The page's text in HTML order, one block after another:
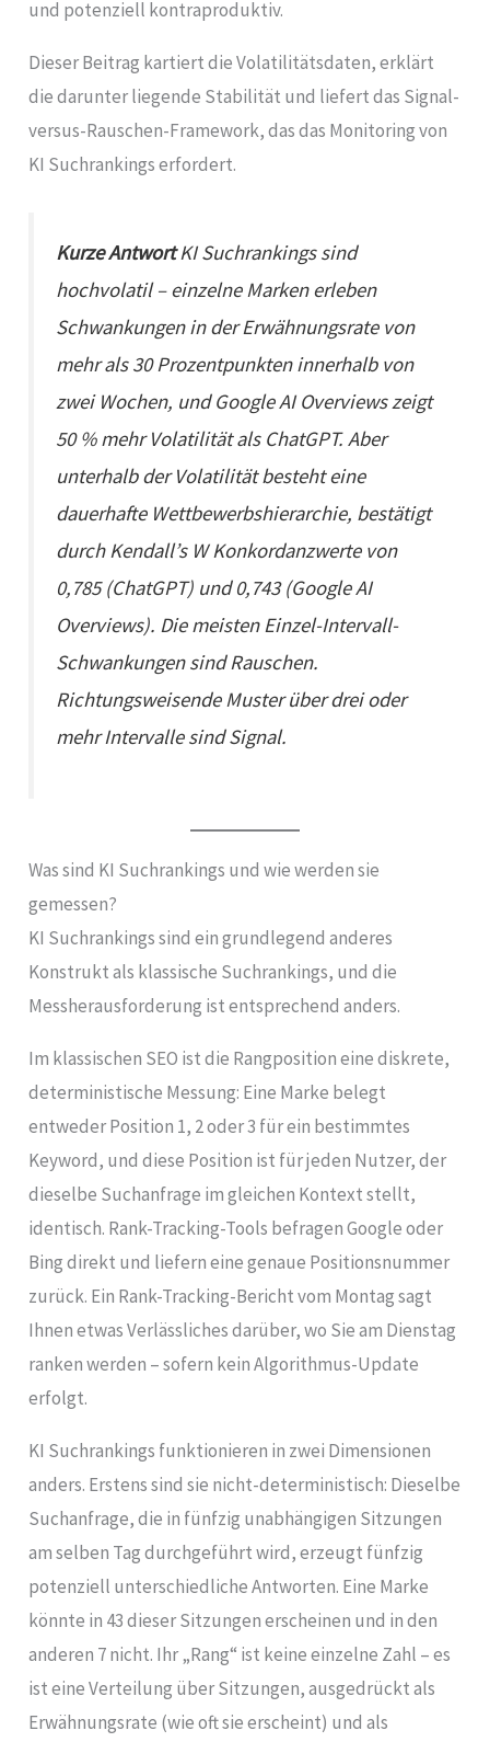
und potenziell kontraproduktiv.
Dieser Beitrag kartiert die Volatilitätsdaten, erklärt
die darunter liegende Stabilität und liefert das Signal-
versus-Rauschen-Framework, das das Monitoring von
KI Suchrankings erfordert.
Kurze AntwortKI Suchrankings sind
hochvolatil – einzelne Marken erleben
Schwankungen in der Erwähnungsrate von
mehr als 30 Prozentpunkten innerhalb von
zwei Wochen, und Google AI Overviews zeigt
50 % mehr Volatilität als ChatGPT. Aber
unterhalb der Volatilität besteht eine
dauerhafte Wettbewerbshierarchie, bestätigt
durch Kendall’s W Konkordanzwerte von
0,785 (ChatGPT) und 0,743 (Google AI
Overviews). Die meisten Einzel-Intervall-
Schwankungen sind Rauschen.
Richtungsweisende Muster über drei oder
mehr Intervalle sind Signal.
Was sind KI Suchrankings und wie werden sie
gemessen?
KI Suchrankings sind ein grundlegend anderes
Konstrukt als klassische Suchrankings, und die
Messherausforderung ist entsprechend anders.
Im klassischen SEO ist die Rangposition eine diskrete,
deterministische Messung: Eine Marke belegt
entweder Position 1, 2 oder 3 für ein bestimmtes
Keyword, und diese Position ist für jeden Nutzer, der
dieselbe Suchanfrage im gleichen Kontext stellt,
identisch. Rank-Tracking-Tools befragen Google oder
Bing direkt und liefern eine genaue Positionsnummer
zurück. Ein Rank-Tracking-Bericht vom Montag sagt
Ihnen etwas Verlässliches darüber, wo Sie am Dienstag
ranken werden – sofern kein Algorithmus-Update
erfolgt.
KI Suchrankings funktionieren in zwei Dimensionen
anders. Erstens sind sie nicht-deterministisch: Dieselbe
Suchanfrage, die in fünfzig unabhängigen Sitzungen
am selben Tag durchgeführt wird, erzeugt fünfzig
potenziell unterschiedliche Antworten. Eine Marke
könnte in 43 dieser Sitzungen erscheinen und in den
anderen 7 nicht. Ihr „Rang“ ist keine einzelne Zahl – es
ist eine Verteilung über Sitzungen, ausgedrückt als
Erwähnungsrate (wie oft sie erscheint) und als